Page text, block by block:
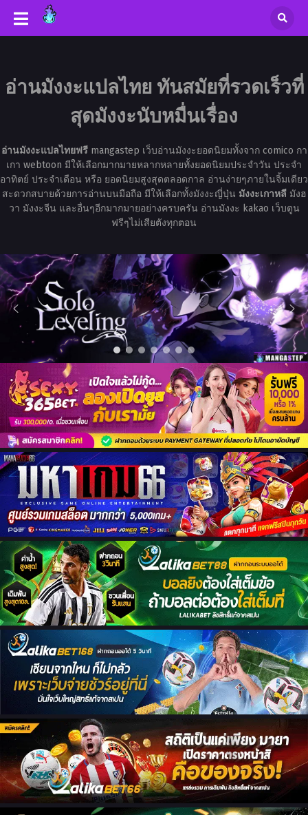
อ่านมังงะแปลไทย ทันสมัยที่รวดเร็วที่
สุดมังงะนับหมื่นเรื่อง
อ่านมังงะแปลไทยฟรีmangastep เว็บอ่านมังงะยอดนิยมทั้งจาก comico กา
เกา webtoon มีให้เลือกมากมายหลากหลายทั้งยอดนิยมประจำวัน ประจำ
อาทิตย์ ประจำเดือน หรือ ยอดนิยมสูงสุดตลอดกาล อ่านง่ายๆภายในจิ้มเดียว
สะดวกสบายด้วยการอ่านบนมือถือ มีให้เลือกทั้งมังงะญี่ปุ่น มังงะเกาหลีมังฮ
วา มังงะจีน และอื่นๆอีกมากมายอย่างครบครัน อ่านมังงะ kakao เว็บตูน
ฟรีๆไม่เสียตังทุกตอน